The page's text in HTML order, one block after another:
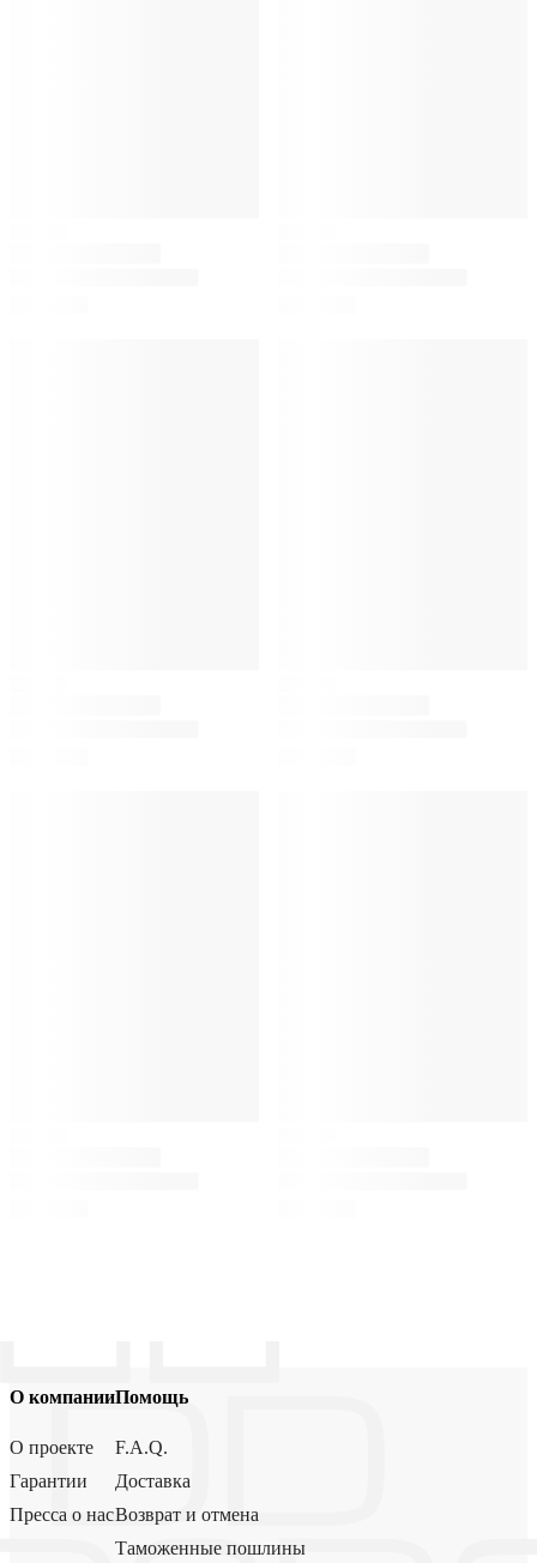
О компании
О проекте
Гарантии
Пресса о нас
Помощь
F.A.Q.
Доставка
Возврат и отмена
Таможенные пошлины